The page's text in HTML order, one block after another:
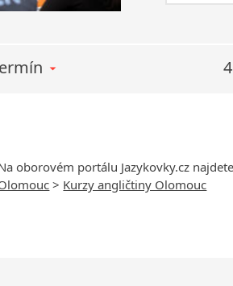
oborovém portálu Jazykovky.cz
> Kurzy angličtiny Olomouc